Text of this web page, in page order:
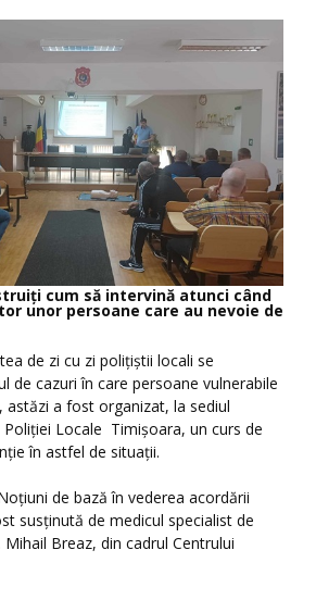
cum să intervină atunci când
unor persoane care au nevoie de
de zi cu zi polițiștii locali se
de cazuri în care persoane vulnerabile
a fost organizat, la sediul
Poliției Locale Timișoara, un curs de
în astfel de situații.
de bază în vederea acordării
susținută de medicul specialist de
Breaz, din cadrul Centrului